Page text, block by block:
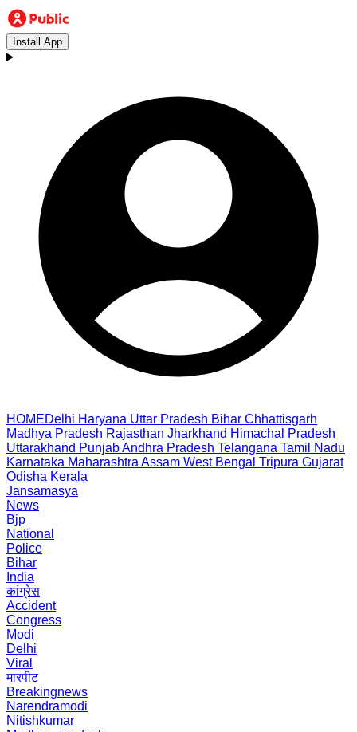
Install App
HOMEDelhi Haryana Uttar Pradesh Bihar Chhattisgarh
Madhya Pradesh Rajasthan Jharkhand Himachal Pradesh
Uttarakhand PunjabAndhra Pradesh Telangana Tamil Nadu
Karnataka Maharashtra Assam West Bengal Tripura Gujarat
Odisha Kerala
Jansamasya
News
Bjp
National
Police
Bihar
India
कांग्रेस
Accident
Congress
Modi
Delhi
Viral
मारपीट
Breakingnews
Narendramodi
Nitishkumar